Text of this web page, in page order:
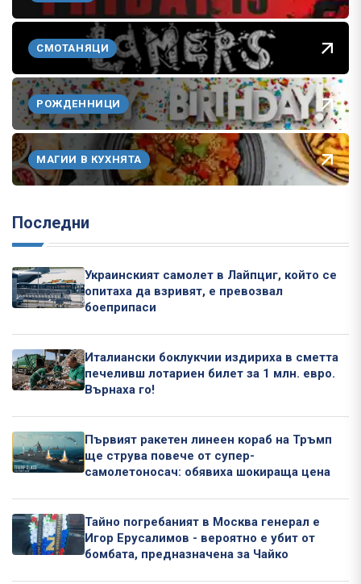
СМОТАНЯЦИ
РОЖДЕННИЦИ
МАГИИ В КУХНЯТА
Последни
Украинският самолет в Лайпциг, който се
опитаха да взривят, е превозвал
боеприпаси
Италиански боклукчии издириха в сметта
печеливш лотариен билет за 1 млн. евро.
Върнаха го!
Първият ракетен линеен кораб на Тръмп
ще струва повече от супер-
самолетоносач: обявиха шокираща цена
Тайно погребаният в Москва генерал е
Игор Ерусалимов - вероятно е убит от
бомбата, предназначена за Чайко